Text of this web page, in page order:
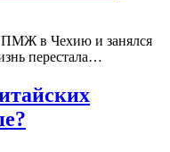
ПМЖ в Чехию и занялся
перестала…